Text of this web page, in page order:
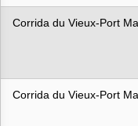
Corrida du Vieux-Port
Corrida du Vieux-Port